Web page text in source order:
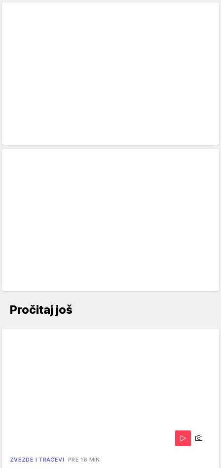
Pročitaj još
ZVEZDE I TRAČEVI PRE 16 MIN